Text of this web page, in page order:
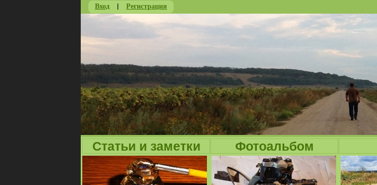
Вход | Регистрация
Статьи и заметки Фотоальбом